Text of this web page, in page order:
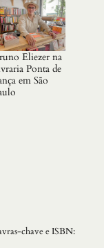
Eliezer na
Ponta de
em São
chave e ISBN: